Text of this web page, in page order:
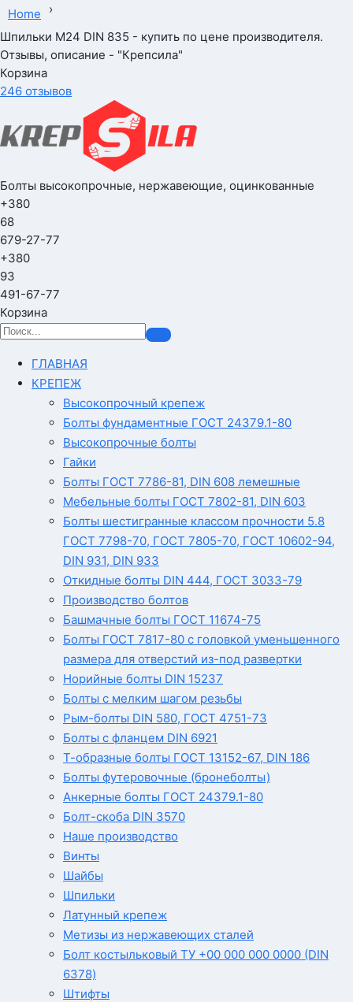
Home
›
Шпильки М24 DIN 835 - купить по цене производителя.
Отзывы, описание - "Крепсила"
Корзина
246 отзывов
Болты высокопрочные, нержавеющие, оцинкованные
+380
68
679-27-77
+380
93
491-67-77
Корзина
ГЛАВНАЯ
КРЕПЕЖ
Высокопрочный крепеж
Болты фундаментные ГОСТ 24379.1-80
Высокопрочные болты
Гайки
Болты ГОСТ 7786-81, DIN 608 лемешные
Мебельные болты ГОСТ 7802-81, DIN 603
Болты шестигранные классом прочности 5.8
ГОСТ 7798-70, ГОСТ 7805-70, ГОСТ 10602-94,
DIN 931, DIN 933
Откидные болты DIN 444, ГОСТ 3033-79
Производство болтов
Башмачные болты ГОСТ 11674-75
Болты ГОСТ 7817-80 с головкой уменьшенного
размера для отверстий из-под развертки
Норийные болты DIN 15237
Болты с мелким шагом резьбы
Рым-болты DIN 580, ГОСТ 4751-73
Болты с фланцем DIN 6921
Т-образные болты ГОСТ 13152-67, DIN 186
Болты футеровочные (бронеболты)
Анкерные болты ГОСТ 24379.1-80
Болт-скоба DIN 3570
Наше производство
Винты
Шайбы
Шпильки
Латунный крепеж
Метизы из нержавеющих сталей
Болт костыльковый ТУ +00 000 000 0000 (DIN
6378)
Штифты